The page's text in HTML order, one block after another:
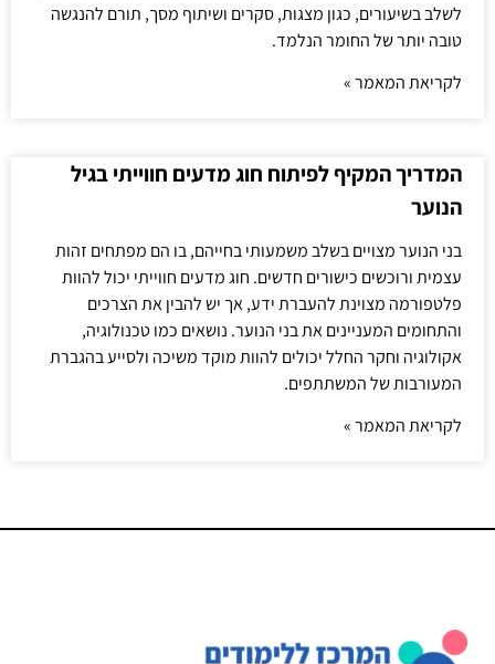
לשלב בשיעורים, כגון מצגות, סקרים ושיתוף מסך, תורם להנגשה
טובה יותר של החומר הנלמד.
לקריאת המאמר »
המדריך המקיף לפיתוח חוג מדעים חווייתי בגיל
הנוער
בני הנוער מצויים בשלב משמעותי בחייהם, בו הם מפתחים זהות
עצמית ורוכשים כישורים חדשים. חוג מדעים חווייתי יכול להוות
פלטפורמה מצוינת להעברת ידע, אך יש להבין את הצרכים
והתחומים המעניינים את בני הנוער. נושאים כמו טכנולוגיה,
אקולוגיה וחקר החלל יכולים להוות מוקד משיכה ולסייע בהגברת
המעורבות של המשתתפים.
לקריאת המאמר »